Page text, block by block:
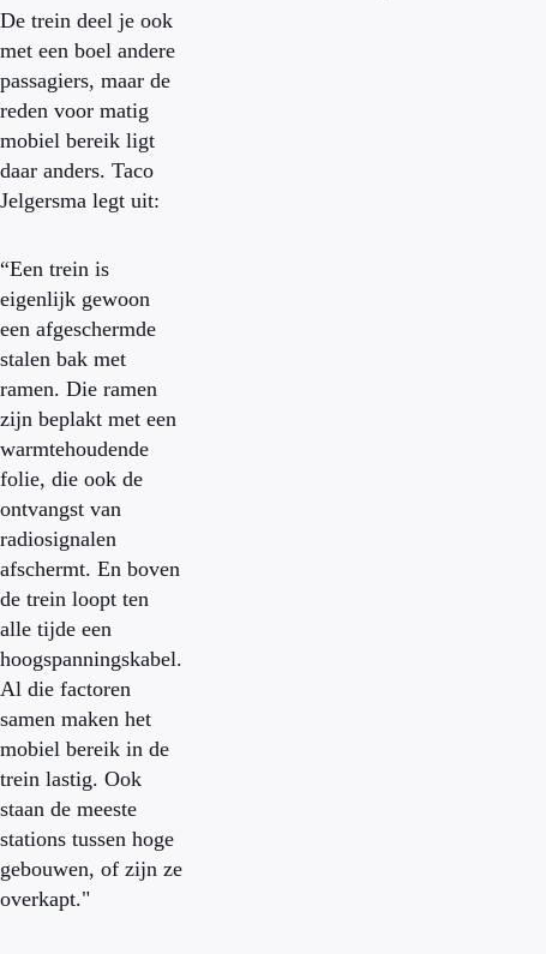
De trein deel je ook
met een boel andere
passagiers, maar de
reden voor matig
mobiel bereik ligt
daar anders. Taco
Jelgersma legt uit:
“Een trein is
eigenlijk gewoon
een afgeschermde
stalen bak met
ramen. Die ramen
zijn beplakt met een
warmtehoudende
folie, die ook de
ontvangst van
radiosignalen
afschermt. En boven
de trein loopt ten
alle tijde een
hoogspanningskabel.
Al die factoren
samen maken het
mobiel bereik in de
trein lastig. Ook
staan de meeste
stations tussen hoge
gebouwen, of zijn ze
overkapt."